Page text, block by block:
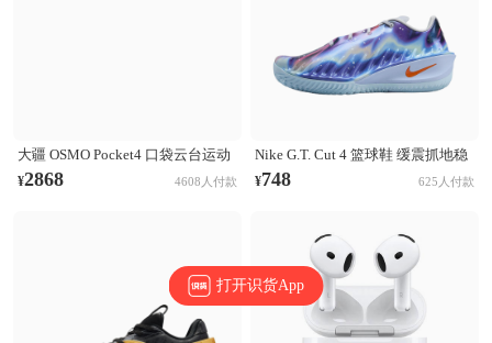
大疆 OSMO Pocket4 口袋云台运动
相机 Activetrack 7.0智能跟随 14档
¥2868 4608人付款
Nike G.T. Cut 4 篮球鞋 缓震抓地稳
定抗扭支撑回弹 CHBL/黑色/醒目
¥748 625人付款
打开识货App